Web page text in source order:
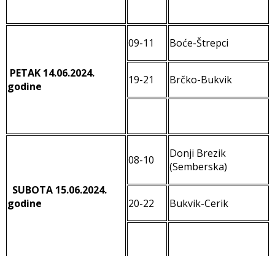
PETAK 14.06.2024.
godine
09-11 Boće-Štrepci
19-21 Brčko-Bukvik
SUBOTA 15.06.2024.
godine
08-10
Donji Brezik
(Semberska)
20-22 Bukvik-Cerik